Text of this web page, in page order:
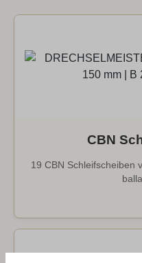
CBN
19 CBN Schleifscheiben